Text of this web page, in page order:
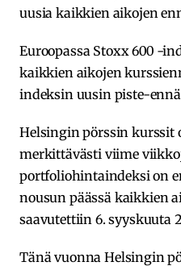
uusia kaikkien aikojen
Euroopassa Stoxx 600 -
kaikkien aikojen
indeksin uusin piste-
Helsingin pörssin kurssit
merkittävästi viime
portfoliohintaindeksi on
nousun päässä kaikkien
saavutettiin 6. syyskuuta
Tänä vuonna Helsingin